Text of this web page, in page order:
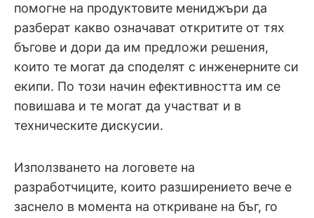
помогне на продуктовите мениджъри да
разберат какво означават откритите от тях
бъгове и дори да им предложи решения,
които те могат да споделят с инженерните си
екипи. По този начин ефективността им се
повишава и те могат да участват и в
техническите дискусии.
Използването на логовете на
разработчиците, които разширението вече е
заснело в момента на откриване на бъг, го